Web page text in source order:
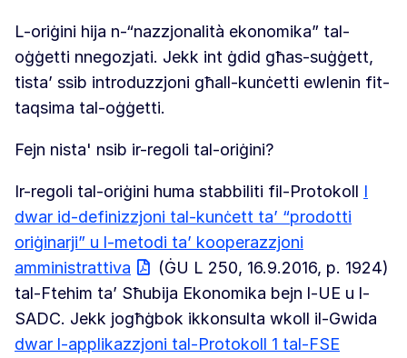
L-oriġini hija n-“nazzjonalità ekonomika” tal-
oġġetti nnegozjati. Jekk int ġdid għas-suġġett,
tista’ ssib introduzzjoni għall-kunċetti ewlenin fit-
taqsima tal-oġġetti.
Fejn nista' nsib ir-regoli tal-oriġini?
Ir-regoli tal-oriġini huma stabbiliti fil-Protokoll I
dwar id-definizzjoni tal-kunċett ta’ “prodotti
oriġinarji” u l-metodi ta’ kooperazzjoni
amministrattiva
(ĠU L 250, 16.9.2016, p. 1924)
tal-Ftehim ta’ Sħubija Ekonomika bejn l-UE u l-
SADC. Jekk jogħġbok ikkonsulta wkoll il-Gwida
dwar l-applikazzjoni tal-Protokoll 1 tal-FSE